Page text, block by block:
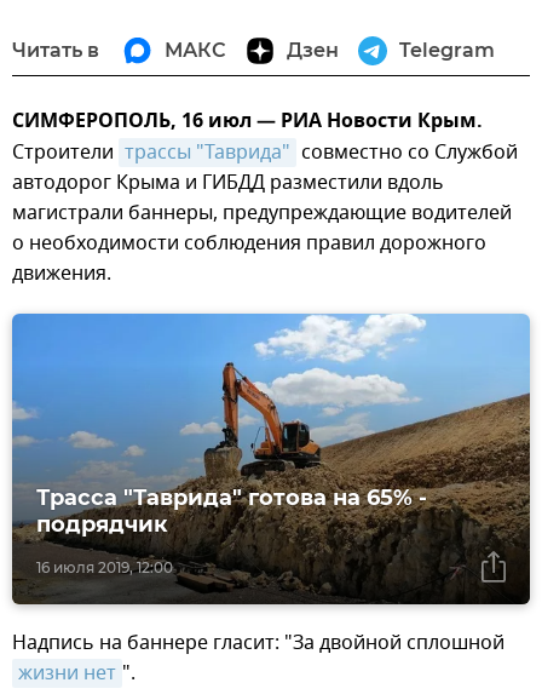
Читать в МАКС Дзен Telegram
СИМФЕРОПОЛЬ, 16 июл — РИА Новости Крым.
Строители трассы "Таврида" совместно со Службой
автодорог Крыма и ГИБДД разместили вдоль
магистрали баннеры, предупреждающие водителей
о необходимости соблюдения правил дорожного
движения.
16 июля 2019, 12:00
Трасса "Таврида" готова на 65% -
подрядчик
Надпись на баннере гласит: "За двойной сплошной
жизни нет ".